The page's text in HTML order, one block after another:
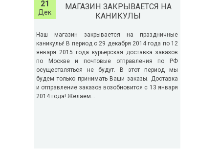
21
Дек
МАГАЗИН ЗАКРЫВАЕТСЯ НА
КАНИКУЛЫ
Наш магазин закрывается на праздничные
каникулы! В период с 29 декабря 2014 года по 12
января 2015 года курьерская доставка заказов
по Москве и почтовые отправления по РФ
осуществляться не будут. В этот период мы
будем только принимать Ваши заказы. Доставка
и отправление заказов возобновится с 13 января
2014 года! Желаем...